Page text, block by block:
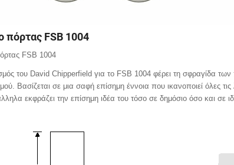
πόρτας FSB 1004
FSB 1004
του David Chipperfield για το FSB 1004 φέρει τη σφραγίδα
Βασίζεται σε μια σαφή επίσημη έννοια που ικανοποιεί όλες τις
εκφράζει την επίσημη ιδέα του τόσο σε δημόσιο όσο και σε